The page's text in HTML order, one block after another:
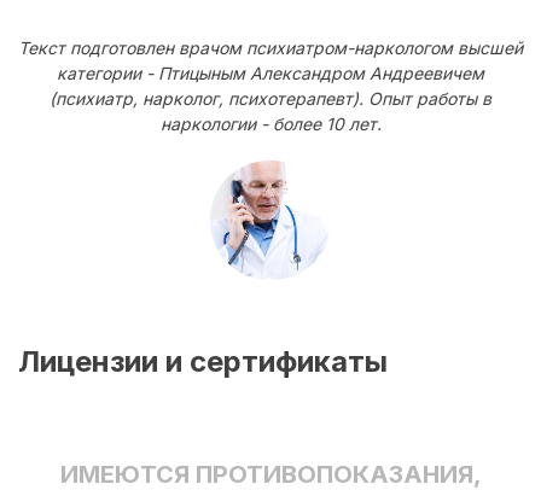
Текст подготовлен врачом психиатром-наркологом высшей
категории - Птицыным Александром Андреевичем
(психиатр, нарколог, психотерапевт). Опыт работы в
наркологии - более 10 лет.
Лицензии и сертификаты
ИМЕЮТСЯ ПРОТИВОПОКАЗАНИЯ,